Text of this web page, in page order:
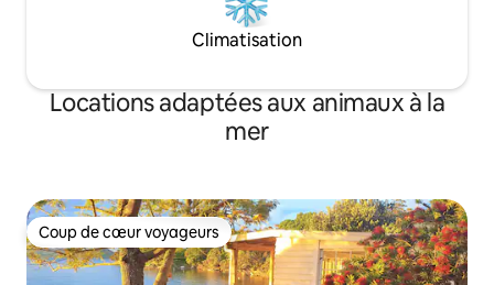
Climatisation
Locations adaptées aux animaux à la
mer
Coup de cœur voyageurs
Coup de cœur voyageurs